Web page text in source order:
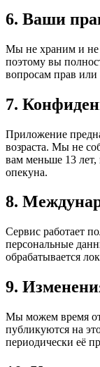
6. Ваши
Мы не храним и не
поэтому вы
вопросам прав
7.
Приложение
возраста. Мы не
вам меньше 13 лет,
опекуна.
8.
Сервис работает
персональные
обрабатывается
9.
Мы можем время
публикуются на
периодически её